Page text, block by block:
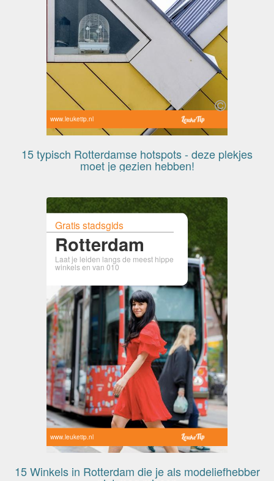
www.leuketip.nl
15 typisch Rotterdamse hotspots - deze plekjes
moet je gezien hebben!
Gratis stadsgids
Rotterdam
Laat je leiden langs de meest hippe
winkels en van 010
www.leuketip.nl
15 Winkels in Rotterdam die je als modeliefhebber